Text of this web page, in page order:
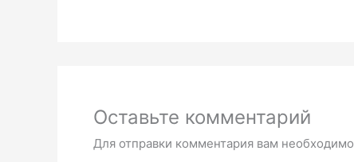
Оставьте комментарий
Для отправки комментария вам необходимо